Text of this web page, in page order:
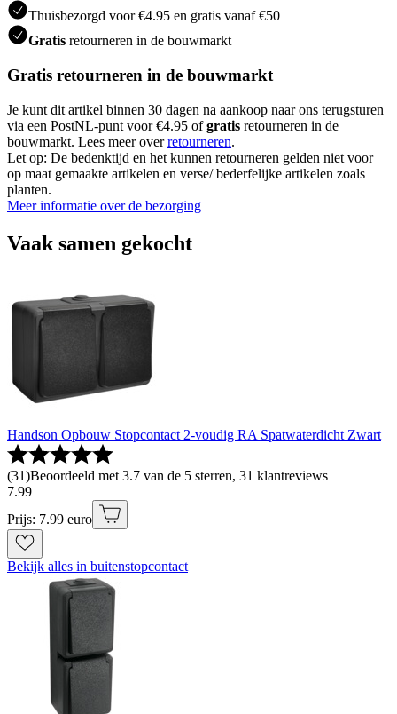
Thuisbezorgd voor €4.95 en gratis vanaf €50
Gratis retourneren in de bouwmarkt
Gratis retourneren in de bouwmarkt
Je kunt dit artikel binnen 30 dagen na aankoop naar ons terugsturen
via een PostNL-punt voor €4.95 ofgratis retourneren in de
bouwmarkt. Lees meer overretourneren.
Let op: De bedenktijd en het kunnen retourneren gelden niet voor
op maat gemaakte artikelen en verse/ bederfelijke artikelen zoals
planten.
Meer informatie over de bezorging
Vaak samen gekocht
Handson Opbouw Stopcontact 2-voudig RA Spatwaterdicht Zwart
(31)Beoordeeld met 3.7 van de 5 sterren, 31 klantreviews
7.99
Prijs: 7.99 euro
Bekijk alles in buitenstopcontact